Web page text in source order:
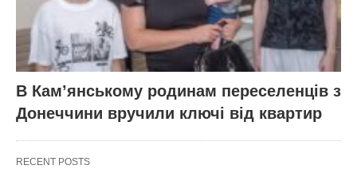
В Кам’янському родинам переселенців з
Донеччини вручили ключі від квартир
RECENT POSTS